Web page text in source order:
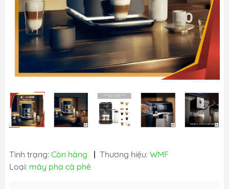
Tình trạng: Còn hàng | Thương hiệu: WMF
Loại: máy pha cà phê